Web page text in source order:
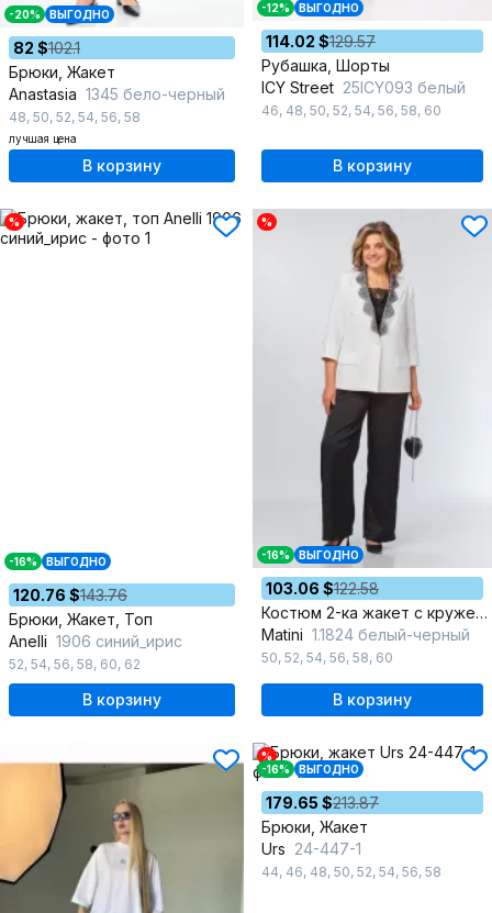
-20% ВЫГОДНО
82 $102.1
Брюки, Жакет
Anastasia 1345 бело-черный
48, 50, 52, 54, 56, 58
лучшая цена
В корзину
-12% ВЫГОДНО
114.02 $129.57
Рубашка, Шорты
ICY Street 25ICY093 белый
46, 48, 50, 52, 54, 56, 58, 60
В корзину
%
-16% ВЫГОДНО
120.76 $143.76
Брюки, Жакет, Топ
Anelli 1906 синий_ирис
52, 54, 56, 58, 60, 62
В корзину
%
-16% ВЫГОДНО
103.06 $122.58
Костюм 2-ка жакет с кружевом и брюки палаццо
Matini 1.1824 белый-черный
50, 52, 54, 56, 58, 60
В корзину
%
-16%
ВЫГОДНО
179.65 $213.87
Брюки, Жакет
Urs 24-447-1
44, 46, 48, 50, 52, 54, 56, 58